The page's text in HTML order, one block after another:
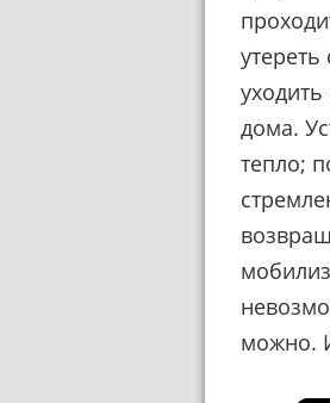
дома.
тепло;
можно.